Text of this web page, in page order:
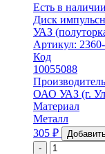
Есть в наличии
Диск
УАЗ
Артикул:
Код
10055088
Производитель
ОАО УАЗ (г.
Материал
Металл
305 ₽
-